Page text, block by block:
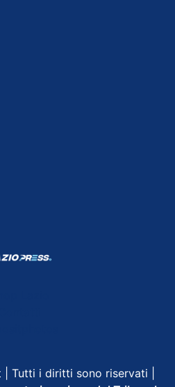
Tutti i diritti sono riservati |